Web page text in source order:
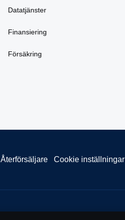
Datatjänster
Finansiering
Försäkring
Återförsäljare Cookie inställningar